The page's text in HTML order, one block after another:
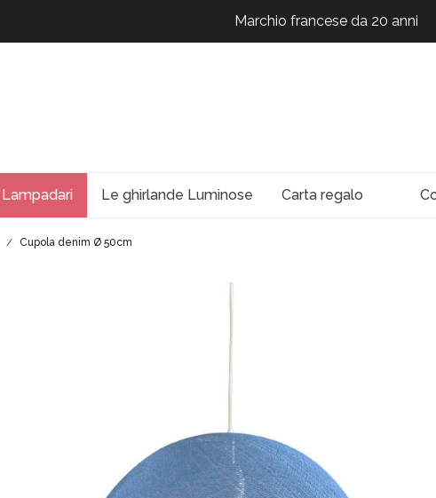
Marchio francese da 20 anni
Marchio francese da 20 anni
Lampadari Le ghirlande Luminose Carta regalo
Cupola denim Ø 50cm